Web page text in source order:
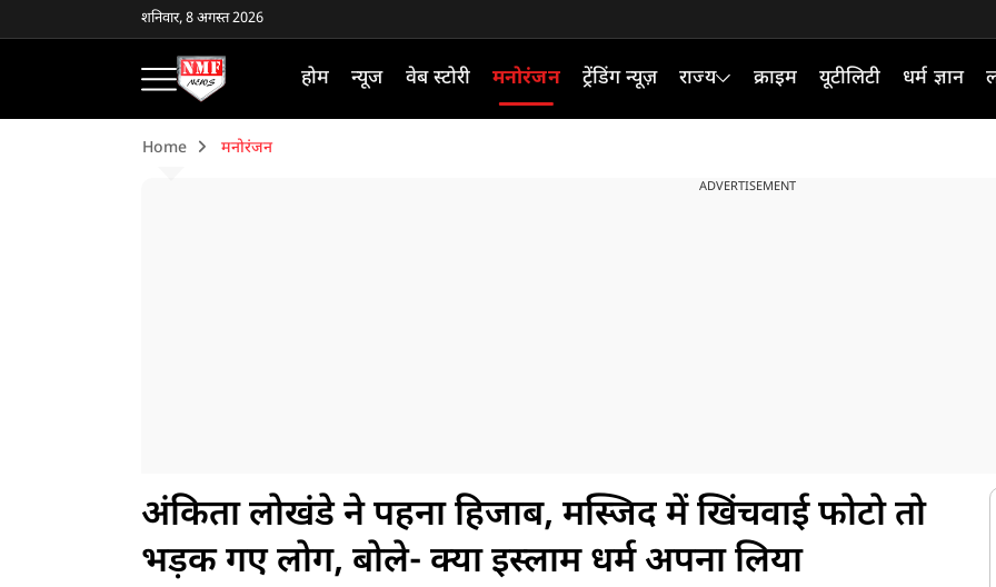
शनिवार, 8 अगस्त 2026
होम न्यूज वेब स्टोरी मनोरंजन ट्रेंडिंग न्यूज़ राज्य क्राइम यूटीलिटी धर्म ज्ञान
Home मनोरंजन
ADVERTISEMENT
अंकिता लोखंडे ने पहना हिजाब, मस्जिद में खिंचवाई फोटो तो
भड़क गए लोग, बोले- क्या इस्लाम धर्म अपना लिया